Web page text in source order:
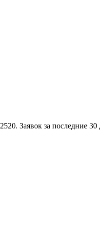
2520. Заявок за последние 30